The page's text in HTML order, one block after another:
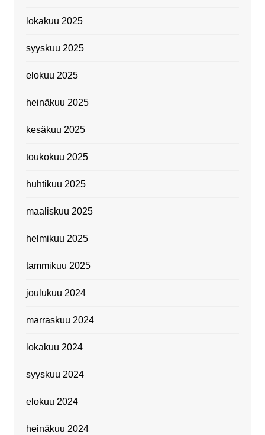
lokakuu 2025
syyskuu 2025
elokuu 2025
heinäkuu 2025
kesäkuu 2025
toukokuu 2025
huhtikuu 2025
maaliskuu 2025
helmikuu 2025
tammikuu 2025
joulukuu 2024
marraskuu 2024
lokakuu 2024
syyskuu 2024
elokuu 2024
heinäkuu 2024